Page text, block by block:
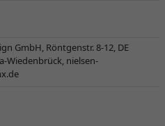
GmbH, Röntgenstr. 8-12, DE
Wiedenbrück, nielsen-